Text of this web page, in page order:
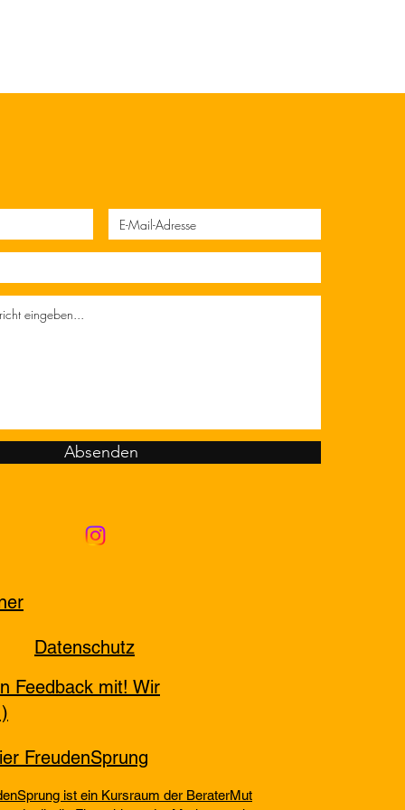
Absenden
Datenschutz
Feedback mit! Wir
FreudenSprung
ist ein Kursraum der BeraterMut